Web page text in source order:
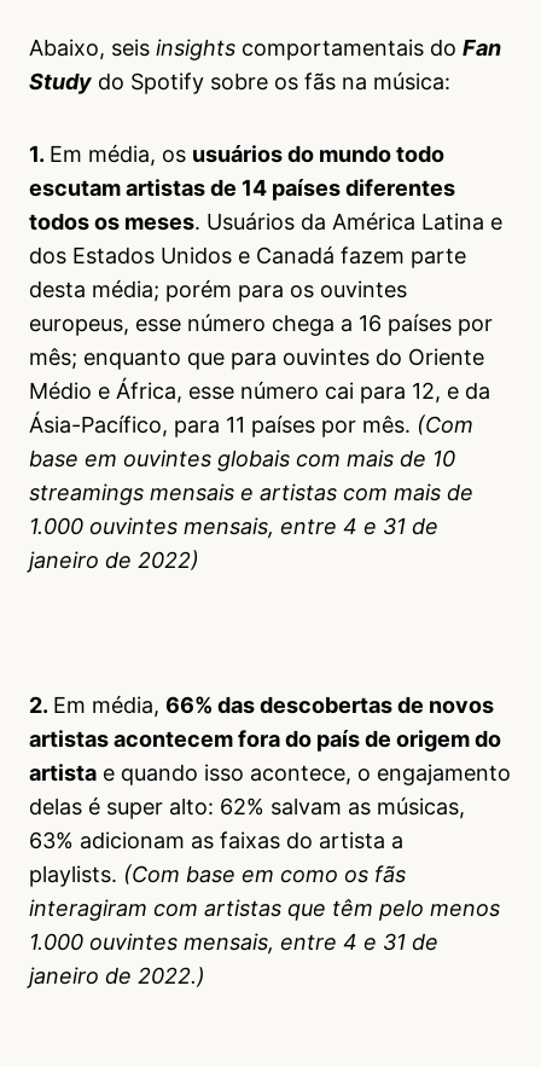
Abaixo, seis insights comportamentais do Fan
Study do Spotify sobre os fãs na música:
1. Em média, os usuários do mundo todo
escutam artistas de 14 países diferentes
todos os meses. Usuários da América Latina e
dos Estados Unidos e Canadá fazem parte
desta média; porém para os ouvintes
europeus, esse número chega a 16 países por
mês; enquanto que para ouvintes do Oriente
Médio e África, esse número cai para 12, e da
Ásia-Pacífico, para 11 países por mês. (Com
base em ouvintes globais com mais de 10
streamings mensais e artistas com mais de
1.000 ouvintes mensais, entre 4 e 31 de
janeiro de 2022)
2. Em média, 66% das descobertas de novos
artistas acontecem fora do país de origem do
artista e quando isso acontece, o engajamento
delas é super alto: 62% salvam as músicas,
63% adicionam as faixas do artista a
playlists. (Com base em como os fãs
interagiram com artistas que têm pelo menos
1.000 ouvintes mensais, entre 4 e 31 de
janeiro de 2022.)